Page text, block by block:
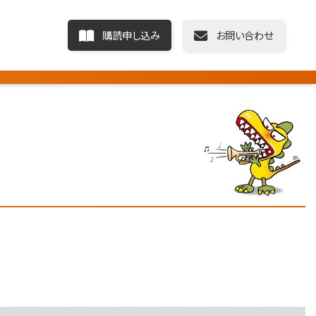
購読申し込み お問い合わせ